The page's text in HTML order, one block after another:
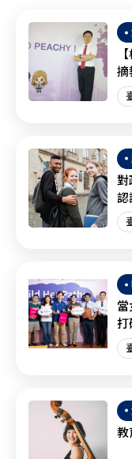
摘
對
認
打
作
教